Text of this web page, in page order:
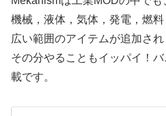
機械，液体，気体，発電，燃
広い範囲のアイテムが追加され
その分やることもイッパイ！
載です。